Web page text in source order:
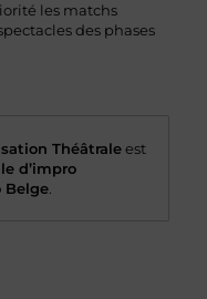
les matchs
des phases
Théâtraleest
d’impro
Belge